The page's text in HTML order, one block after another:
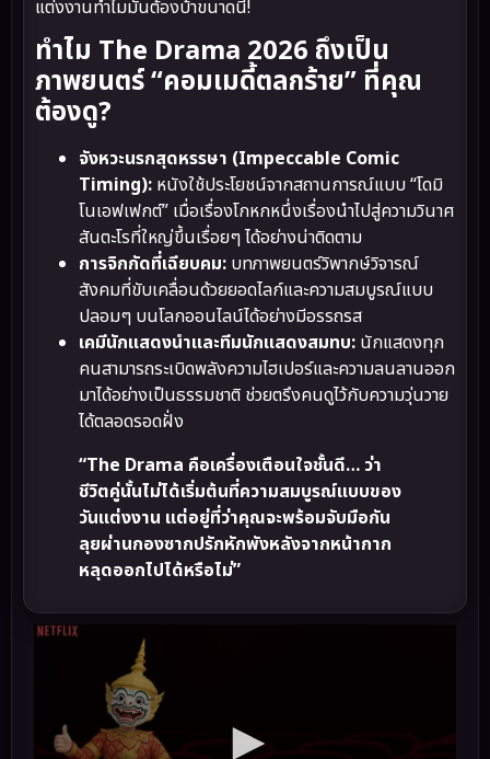
แต่งงานทำไมมันต้องบ้าขนาดนี้!
ทำไม The Drama 2026 ถึงเป็น
ภาพยนตร์ “คอมเมดี้ตลกร้าย” ที่คุณ
ต้องดู?
จังหวะนรกสุดหรรษา (Impeccable Comic
Timing): หนังใช้ประโยชน์จากสถานการณ์แบบ “โดมิ
โนเอฟเฟกต์” เมื่อเรื่องโกหกหนึ่งเรื่องนำไปสู่ความวินาศ
สันตะโรที่ใหญ่ขึ้นเรื่อยๆ ได้อย่างน่าติดตาม
การจิกกัดที่เฉียบคม: บทภาพยนตร์วิพากษ์วิจารณ์
สังคมที่ขับเคลื่อนด้วยยอดไลก์และความสมบูรณ์แบบ
ปลอมๆ บนโลกออนไลน์ได้อย่างมีอรรถรส
เคมีนักแสดงนำและทีมนักแสดงสมทบ: นักแสดงทุก
คนสามารถระเบิดพลังความไฮเปอร์และความลนลานออก
มาได้อย่างเป็นธรรมชาติ ช่วยตรึงคนดูไว้กับความวุ่นวาย
ได้ตลอดรอดฝั่ง
“The Drama คือเครื่องเตือนใจชั้นดี… ว่า
ชีวิตคู่นั้นไม่ได้เริ่มต้นที่ความสมบูรณ์แบบของ
วันแต่งงาน แต่อยู่ที่ว่าคุณจะพร้อมจับมือกัน
ลุยผ่านกองซากปรักหักพังหลังจากหน้ากาก
หลุดออกไปได้หรือไม่”